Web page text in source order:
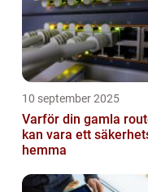
10 september 2025
Varför din gamla
kan vara ett
hemma